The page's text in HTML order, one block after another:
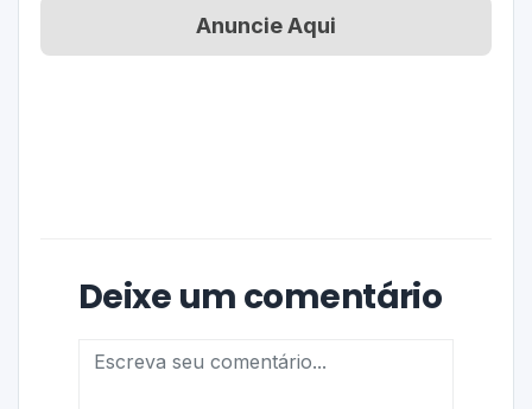
Anuncie Aqui
Deixe um comentário